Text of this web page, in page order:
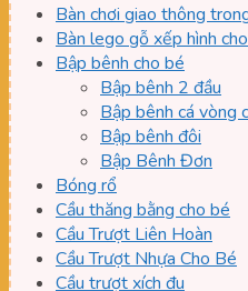
Bàn chơi giao thông
Bàn lego gỗ xếp hình
Bập bênh cho bé
Bập bênh 2 đầu
Bập bênh cá vòng
Bập bênh đôi
Bập Bênh Đơn
Bóng rổ
Cầu thăng bằng cho bé
Cầu Trượt Liên Hoàn
Cầu Trượt Nhựa Cho Bé
Cầu trượt xích đu